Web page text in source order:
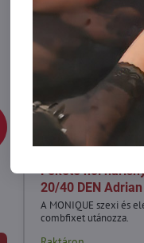
Fekete női
20/40 DEN Adrian
A MONIQUE szexi és
combfixet utánozza.